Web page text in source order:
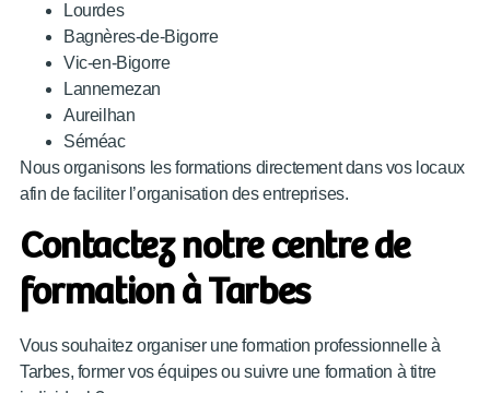
Lourdes
Bagnères-de-Bigorre
Vic-en-Bigorre
Lannemezan
Aureilhan
Séméac
Nous organisons les formations directement dans vos locaux
afin de faciliter l’organisation des entreprises.
Contactez notre centre de
formation à Tarbes
Vous souhaitez organiser une formation professionnelle à
Tarbes, former vos équipes ou suivre une formation à titre